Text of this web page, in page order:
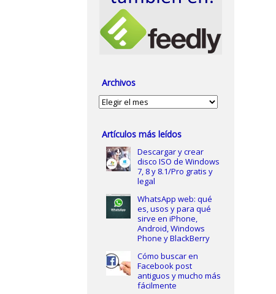
Archivos
Archivos
Artículos más leídos
Descargar y crear
disco ISO de Windows
7, 8 y 8.1/Pro gratis y
legal
WhatsApp web: qué
es, usos y para qué
sirve en iPhone,
Android, Windows
Phone y BlackBerry
Cómo buscar en
Facebook post
antiguos y mucho más
fácilmente